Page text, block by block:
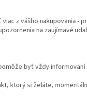
z vášho nakupovania
na zaujímavé
byť vždy
ktorý si želáte,